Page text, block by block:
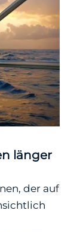
länger
der auf